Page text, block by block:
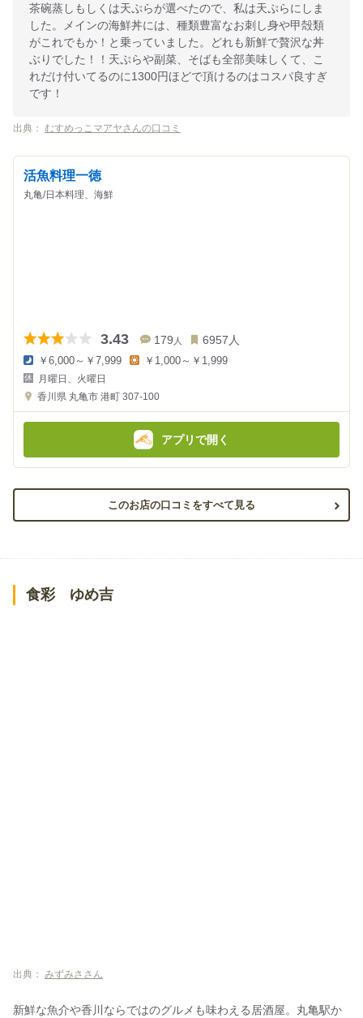
茶碗蒸しもしくは天ぷらが選べたので、私は天ぷらにしま
した。メインの海鮮丼には、種類豊富なお刺し身や甲殻類
がこれでもか！と乗っていました。どれも新鮮で贅沢な丼
ぶりでした！！天ぷらや副菜、そばも全部美味しくて、こ
れだけ付いてるのに1300円ほどで頂けるのはコスパ良すぎ
です！
出典： むすめっこマアヤさんの口コミ
活魚料理一徳
丸亀/日本料理、海鮮
3.43 179 人 6957人
夜
の
金
￥6,000～￥7,999
金
￥1,000～￥1,999
月曜日、火曜日
香川県 丸亀市 港町 307-100
アプリで開く
このお店の口コミをすべて見る
食彩 ゆめ吉
出典： みずみささん
新鮮な魚介や香川ならではのグルメも味わえる居酒屋。丸亀駅か